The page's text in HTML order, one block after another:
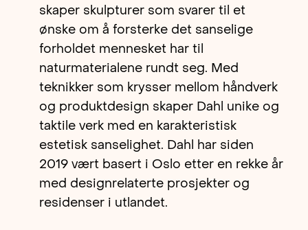
skaper skulpturer som svarer til et
ønske om å forsterke det sanselige
forholdet mennesket har til
naturmaterialene rundt seg. Med
teknikker som krysser mellom håndverk
og produktdesign skaper Dahl unike og
taktile verk med en karakteristisk
estetisk sanselighet. Dahl har siden
2019 vært basert i Oslo etter en rekke år
med designrelaterte prosjekter og
residenser i utlandet.